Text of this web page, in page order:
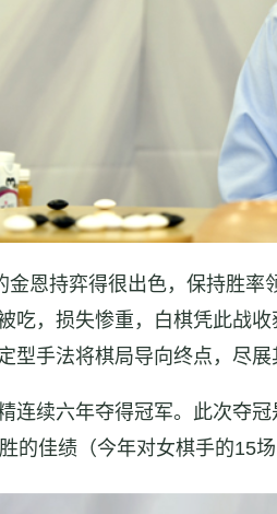
金恩持弈得很出色，保持胜
吃，损失惨重，白棋凭此战收
型手法将棋局导向终点，尽
连续六年夺得冠军。此次夺
的佳绩（今年对女棋手的15场